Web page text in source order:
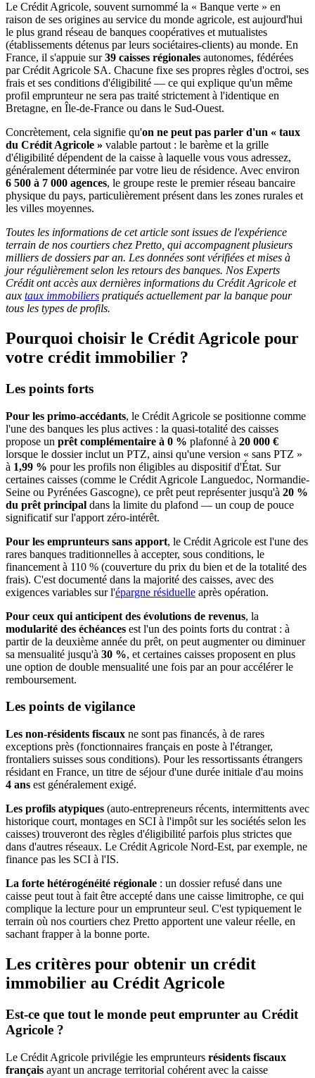
Le Crédit Agricole, souvent surnommé la « Banque verte » en
raison de ses origines au service du monde agricole, est aujourd'hui
le plus grand réseau de banques coopératives et mutualistes
(établissements détenus par leurs sociétaires-clients) au monde. En
France, il s'appuie sur39 caisses régionales autonomes, fédérées
par Crédit Agricole SA. Chacune fixe ses propres règles d'octroi, ses
frais et ses conditions d'éligibilité — ce qui explique qu'un même
profil emprunteur ne sera pas traité strictement à l'identique en
Bretagne, en Île-de-France ou dans le Sud-Ouest.
Concrètement, cela signifie qu'on ne peut pas parler d'un « taux
du Crédit Agricole » valable partout : le barème et la grille
d'éligibilité dépendent de la caisse à laquelle vous vous adressez,
généralement déterminée par votre lieu de résidence. Avec environ
6 500 à 7 000 agences, le groupe reste le premier réseau bancaire
physique du pays, particulièrement présent dans les zones rurales et
les villes moyennes.
Toutes les informations de cet article sont issues de l'expérience
terrain de nos courtiers chez Pretto, qui accompagnent plusieurs
milliers de dossiers par an. Les données sont vérifiées et mises à
jour régulièrement selon les retours des banques. Nos Experts
Crédit ont accès aux dernières informations du Crédit Agricole et
aux taux immobiliers pratiqués actuellement par la banque pour
tous les types de profils.
Pourquoi choisir le Crédit Agricole pour
votre crédit immobilier ?
Les points forts
Pour les primo-accédants, le Crédit Agricole se positionne comme
l'une des banques les plus actives : la quasi-totalité des caisses
propose un prêt complémentaire à 0 % plafonné à 20 000 €
lorsque le dossier inclut un PTZ, ainsi qu'une version « sans PTZ »
à 1,99 % pour les profils non éligibles au dispositif d'État. Sur
certaines caisses (comme le Crédit Agricole Languedoc, Normandie-
Seine ou Pyrénées Gascogne), ce prêt peut représenter jusqu'à 20 %
du prêt principal dans la limite du plafond — un coup de pouce
significatif sur l'apport zéro-intérêt.
Pour les emprunteurs sans apport, le Crédit Agricole est l'une des
rares banques traditionnelles à accepter, sous conditions, le
financement à 110 % (couverture du prix du bien et de la totalité des
frais). C'est documenté dans la majorité des caisses, avec des
exigences variables sur l'épargne résiduelle après opération.
Pour ceux qui anticipent des évolutions de revenus, la
modularité des échéances est l'un des points forts du contrat : à
partir de la deuxième année du prêt, on peut augmenter ou diminuer
sa mensualité jusqu'à 30 %, et certaines caisses proposent en plus
une option de double mensualité une fois par an pour accélérer le
remboursement.
Les points de vigilance
Les non-résidents fiscaux ne sont pas financés, à de rares
exceptions près (fonctionnaires français en poste à l'étranger,
frontaliers suisses sous conditions). Pour les ressortissants étrangers
résidant en France, un titre de séjour d'une durée initiale d'au moins
4 ans est généralement exigé.
Les profils atypiques (auto-entrepreneurs récents, intermittents avec
historique court, montages en SCI à l'impôt sur les sociétés selon les
caisses) trouveront des règles d'éligibilité parfois plus strictes que
dans d'autres réseaux. Le Crédit Agricole Nord-Est, par exemple, ne
finance pas les SCI à l'IS.
La forte hétérogénéité régionale : un dossier refusé dans une
caisse peut tout à fait être accepté dans une caisse limitrophe, ce qui
complique la lecture pour un emprunteur seul. C'est typiquement le
terrain où nos courtiers chez Pretto apportent une valeur réelle, en
sachant frapper à la bonne porte.
Les critères pour obtenir un crédit
immobilier au Crédit Agricole
Est-ce que tout le monde peut emprunter au Crédit
Agricole ?
Le Crédit Agricole privilégie les emprunteurs résidents fiscaux
français ayant un ancrage territorial cohérent avec la caisse